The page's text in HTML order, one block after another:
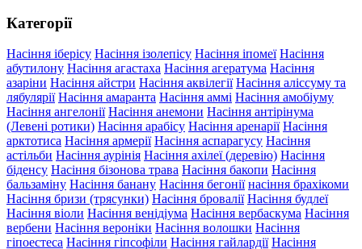
Категорії
Насіння іберісу Насіння ізолепісу Насіння іпомеї Насіння
абутилону Насіння агастаха Насіння агератума Насіння
азаріни Насіння айстри Насіння аквілегії Насіння аліссуму та
лябулярії Насіння амаранта Насіння аммі Насіння амобіуму
Насіння ангелонії Насіння анемони Насіння антірінума
(Левені ротики) Насіння арабісу Насіння аренарії Насіння
арктотиса Насіння армерії Насіння аспарагусу Насіння
астільби Насіння аурінія Насіння ахілеї (деревію) Насіння
біденсу Насіння бізонова трава Насіння бакопи Насіння
бальзаміну Насіння банану Насіння бегонії насіння брахікоми
Насіння бризи (трясунки) Насіння бровалії Насіння будлеї
Насіння віоли Насіння венідіума Насіння вербаскума Насіння
вербени Насіння вероніки Насіння волошки Насіння
гіпоестеса Насіння гіпсофіли Насіння гайлардії Насіння